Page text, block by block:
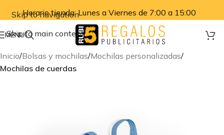
Skip to navigation
Skip to main content
Horario tienda: Lunes a Viernes de 7:00 a 15:00
MENU
Inicio Bolsas y mochilas Mochilas personalizadas
Mochilas de cuerdas